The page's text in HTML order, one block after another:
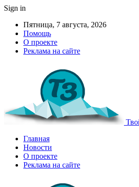
Sign in
Пятница, 7 августа, 2026
Помощь
О проекте
Реклама на сайте
Главная
Новости
О проекте
Реклама на сайте